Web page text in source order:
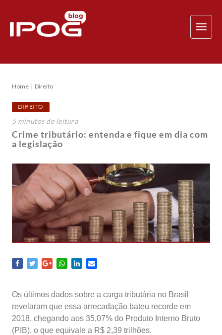
Home Direito
DIREITO
5 minutosde leitura
Crime tributário: entenda e fique em dia com
a legislação
Os últimos dados sobre a carga tributária no Brasil
revelaram que essa arrecadação bateu recorde em
2018, chegando aos 35,07% do Produto Interno Bruto
(PIB), o que equivale a R$ 2,39 trilhões.